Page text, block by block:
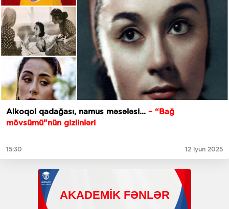
Alkoqol qadağası, namus məsələsi... – “Bağ
mövsümü”nün gizlinləri
15:30 12 iyun 2025